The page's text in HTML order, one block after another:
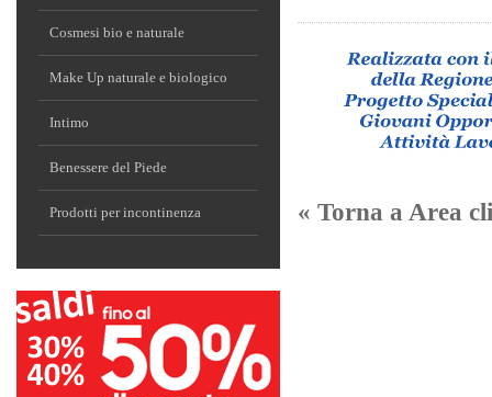
Cosmesi bio e naturale
Make Up naturale e biologico
Intimo
Benessere del Piede
Prodotti per incontinenza « Torna a Area